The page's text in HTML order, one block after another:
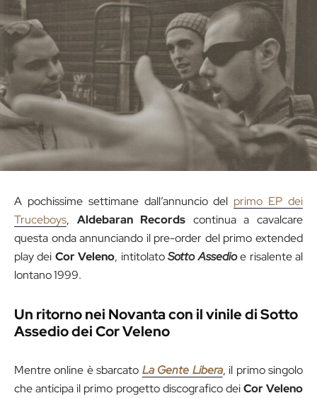
A pochissime settimane dall’annuncio del primo EP dei
Truceboys, Aldebaran Records continua a cavalcare
questa onda annunciando il pre-order del primo extended
play dei Cor Veleno, intitolatoSotto Assedioe risalente al
lontano 1999.
Un ritorno nei Novanta con il vinile di Sotto
Assedio dei Cor Veleno
Mentre online è sbarcato La Gente Libera, il primo singolo
che anticipa il primo progetto discografico deiCor Veleno